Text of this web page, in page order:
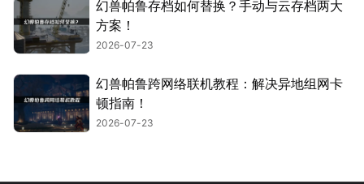
幻兽帕鲁存档如何替换？手动与云存档两大
方案！
2026-07-23
幻兽帕鲁跨网络联机教程：解决异地组网卡
顿指南！
2026-07-23